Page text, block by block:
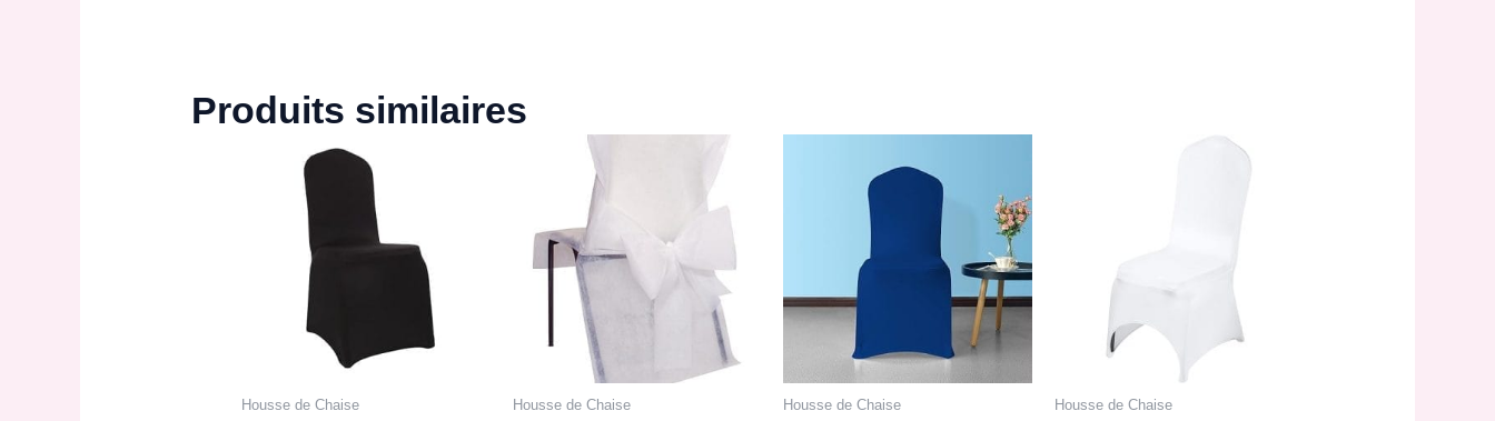
Produits similaires
Housse de Chaise Housse de Chaise Housse de Chaise Housse de Chaise